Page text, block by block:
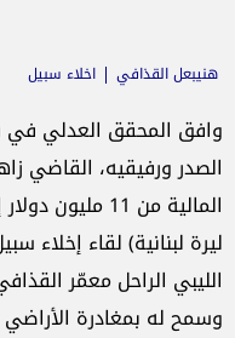
هنيبعل القذافي اخلاء سبيل
وافق المحقق العدلي
الصدر ورفيقيه، القاضي
ليرة لبنانية) لقاء إخلاء
الليبي الراحل معمّر
وسمح له بمغادرة الأراضي